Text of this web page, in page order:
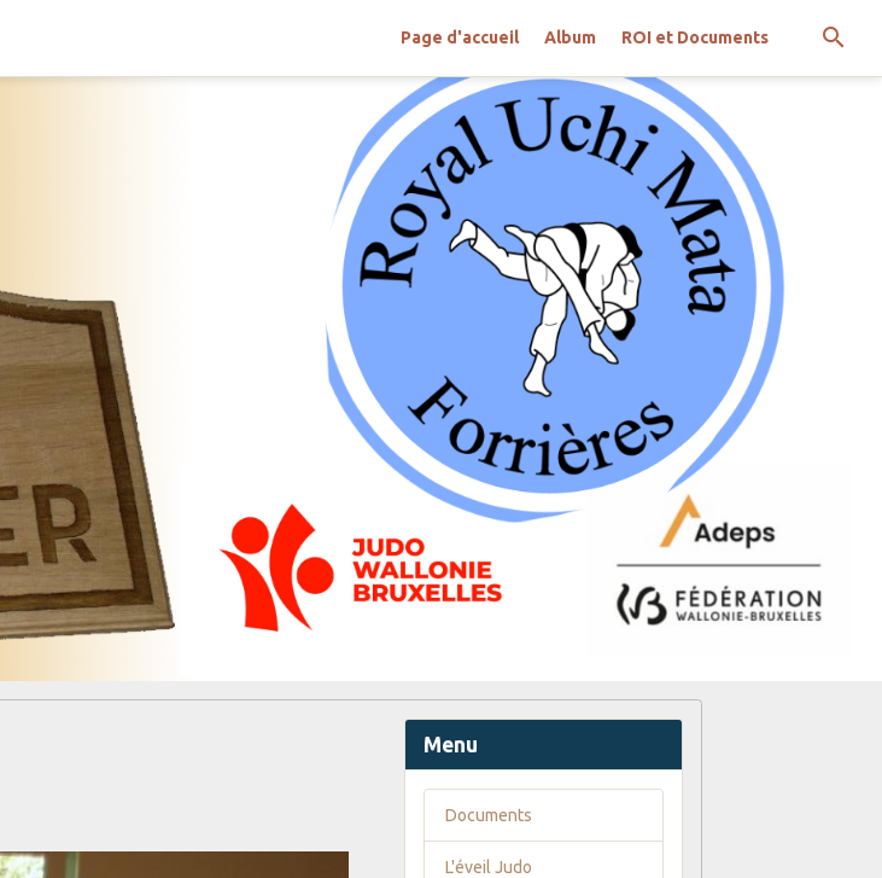
Page d'accueil Album ROI et Documents
Menu
Documents
L'éveil Judo